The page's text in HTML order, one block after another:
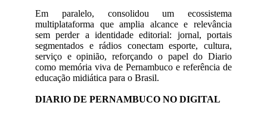
Em paralelo, consolidou um ecossistema
multiplataforma que amplia alcance e relevância
sem perder a identidade editorial: jornal, portais
segmentados e rádios conectam esporte, cultura,
serviço e opinião, reforçando o papel do Diario
como memória viva de Pernambuco e referência de
educação midiática para o Brasil.
DIARIO DE PERNAMBUCO NO DIGITAL